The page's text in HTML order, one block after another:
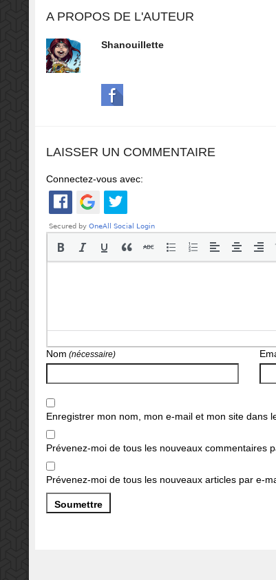
A PROPOS DE L'AUTEUR
Shanouillette
LAISSER UN COMMENTAIRE
Connectez-vous avec:
Nom (nécessaire)
Enregistrer mon nom, mon e-mail et mon site dans
Prévenez-moi de tous les nouveaux commentaires
Prévenez-moi de tous les nouveaux articles par e-